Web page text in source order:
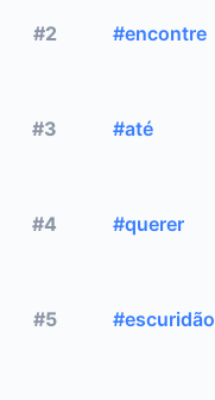
#2 #encontre
#3 #até
#4 #querer
#5 #escuridão